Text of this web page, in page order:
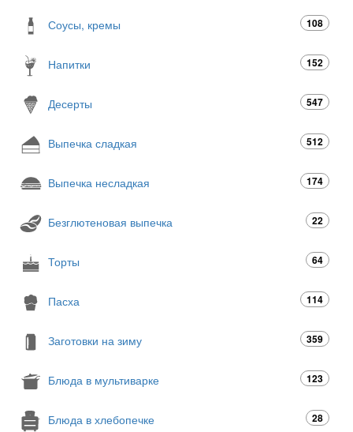
Соусы, кремы 108
Напитки 152
Десерты 547
Выпечка сладкая 512
Выпечка несладкая 174
Безглютеновая выпечка 22
Торты 64
Пасха 114
Заготовки на зиму 359
Блюда в мультиварке 123
Блюда в хлебопечке 28